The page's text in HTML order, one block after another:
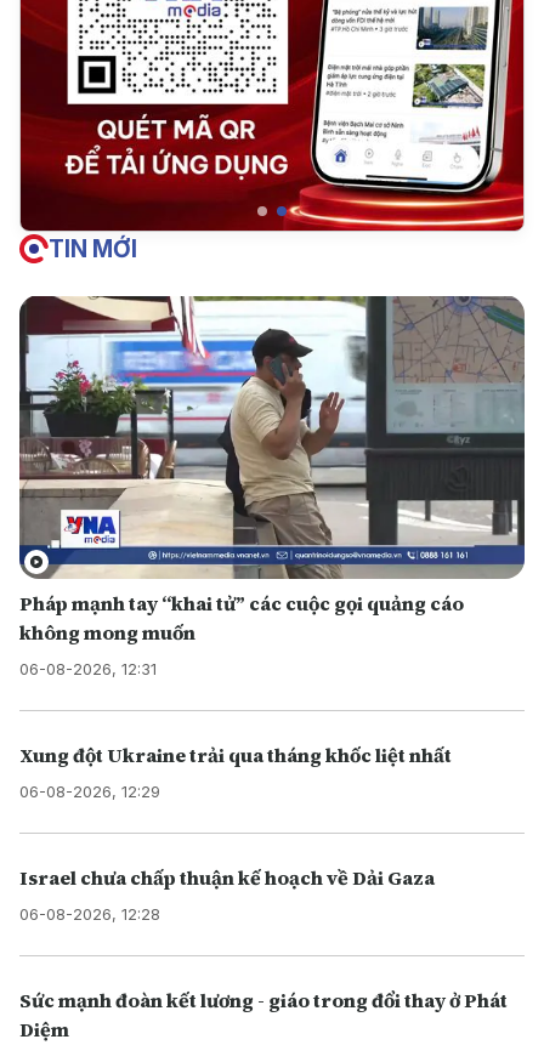
TIN MỚI
Pháp mạnh tay “khai tử” các cuộc gọi quảng cáo
không mong muốn
06-08-2026, 12:31
Xung đột Ukraine trải qua tháng khốc liệt nhất
06-08-2026, 12:29
Israel chưa chấp thuận kế hoạch về Dải Gaza
06-08-2026, 12:28
Sức mạnh đoàn kết lương - giáo trong đổi thay ở Phát
Diệm